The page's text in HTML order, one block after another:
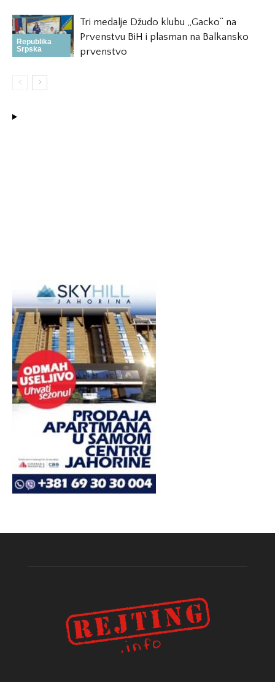
Republika
Srpska
Tri medalje Džudo klubu „Gacko“ na
Prvenstvu BiH i plasman na Balkansko
prvenstvo